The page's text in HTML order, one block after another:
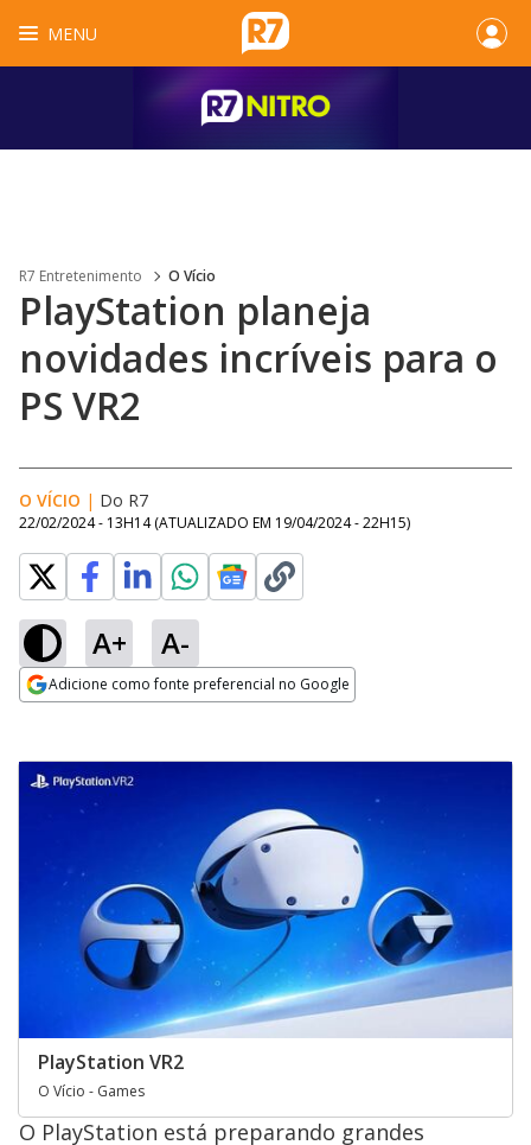
MENU
R7 Entretenimento O Vício
PlayStation planeja
novidades incríveis para o
PS VR2
O VÍCIO | Do R7
22/02/2024 - 13H14 (ATUALIZADO EM 19/04/2024 - 22H15)
A+ A-
Adicione como fonte preferencial no Google
PlayStation VR2
O Vício - Games
O PlayStation está preparando grandes